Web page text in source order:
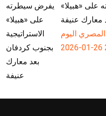
على «هبيلا»
معارك عنيفة
المصري اليوم
2026-01-26